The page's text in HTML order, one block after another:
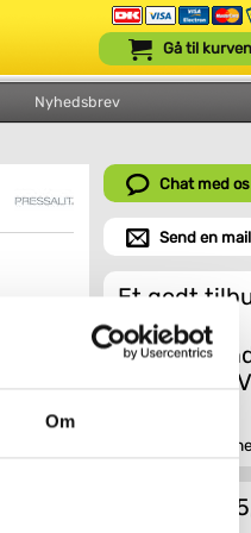
Om
Nyhedsbrev
Gå til kurven
Chat med os
Send en mail
Et godt
Indhent tilbud
Fragt fra